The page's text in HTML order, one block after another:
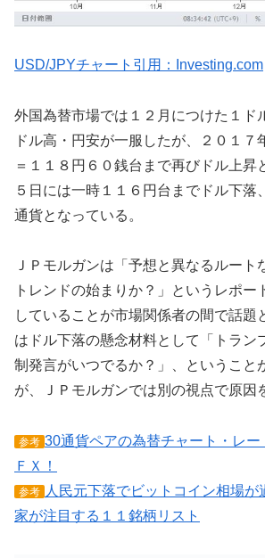
USD/JPYチャート引用：Investing.com
外国為替市場では１２月につけた１ド
ドル高・円安が一服したが、２０１７
＝１１８円６０銭台まで再びドル上昇
５日には一時１１６円台までドル下落
通貨となっている。
ＪＰモルガンは「予想と異なるルート
トレンドの始まりか？」というレポー
していることが市場関係者の間で話題
はドル下落の懸念材料として「トラン
制発言がいつでるか？」、ということ
が、ＪＰモルガンでは別の視点で原因
参考 30通貨ペアの為替チャート・レー
ＦＸ！
参考 人民元下落でビットコイン相場が
家が注目する１１銘柄リスト